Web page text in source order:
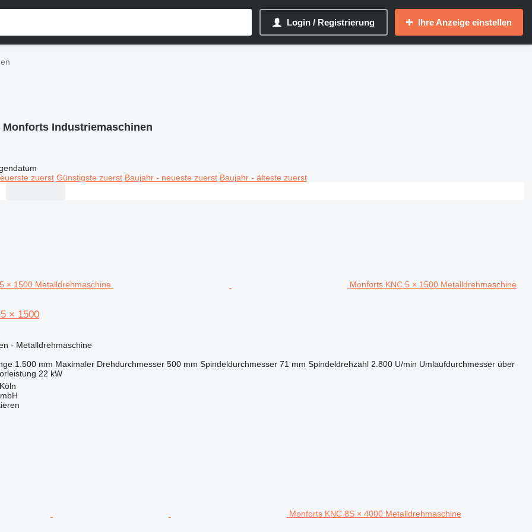
Login / Registrierung Ihre Anzeige einstellen
Monforts Industriemaschinen
zuerst Günstigste zuerst Baujahr - neueste zuerst Baujahr - älteste zuerst
Monforts KNC 5 × 1500 Metalldrehmaschine
× 1500
- Metalldrehmaschine
1.500 mm Maximaler Drehdurchmesser 500 mm Spindeldurchmesser 71 mm Spindeldrehzahl 2.800 U/min Umlaufdurchmesser über
22 kW
Monforts KNC 8S × 4000 Metalldrehmaschine